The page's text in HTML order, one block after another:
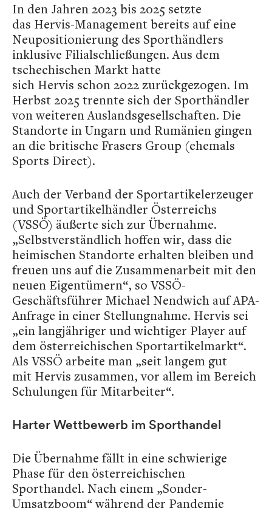
In den Jahren 2023 bis 2025 setzte
das Hervis-Management bereits auf eine
Neupositionierung des Sporthändlers
inklusive Filialschließungen. Aus dem
tschechischen Markt hatte
sich Hervis schon 2022 zurückgezogen. Im
Herbst 2025 trennte sich der Sporthändler
von weiteren Auslandsgesellschaften. Die
Standorte in Ungarn und Rumänien gingen
an die britische Frasers Group (ehemals
Sports Direct).
Auch der Verband der Sportartikelerzeuger
und Sportartikelhändler Österreichs
(VSSÖ) äußerte sich zur Übernahme.
„Selbstverständlich hoffen wir, dass die
heimischen Standorte erhalten bleiben und
freuen uns auf die Zusammenarbeit mit den
neuen Eigentümern“, so VSSÖ-
Geschäftsführer Michael Nendwich auf APA-
Anfrage in einer Stellungnahme. Hervis sei
„ein langjähriger und wichtiger Player auf
dem österreichischen Sportartikelmarkt“.
Als VSSÖ arbeite man „seit langem gut
mit Hervis zusammen, vor allem im Bereich
Schulungen für Mitarbeiter“.
Harter Wettbewerb im Sporthandel
Die Übernahme fällt in eine schwierige
Phase für den österreichischen
Sporthandel. Nach einem „Sonder-
Umsatzboom“ während der Pandemie